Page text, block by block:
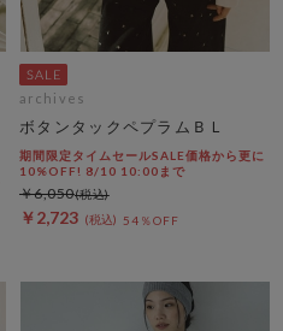
archives
ボタンタックペプラムＢＬ
期間限定タイムセールSALE価格から更に
10%OFF! 8/10 10:00まで
￥2,723 54％OFF
￥6,050